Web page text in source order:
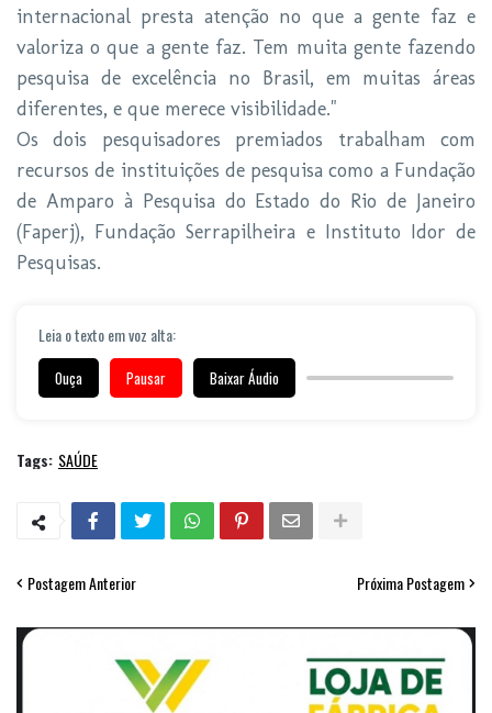
internacional presta atenção no que a gente faz e
valoriza o que a gente faz. Tem muita gente fazendo
pesquisa de excelência no Brasil, em muitas áreas
diferentes, e que merece visibilidade."
Os dois pesquisadores premiados trabalham com
recursos de instituições de pesquisa como a Fundação
de Amparo à Pesquisa do Estado do Rio de Janeiro
(Faperj), Fundação Serrapilheira e Instituto Idor de
Pesquisas.
Leia o texto em voz alta:
Ouça Pausar Baixar Áudio
Tags: SAÚDE
Postagem Anterior Próxima Postagem